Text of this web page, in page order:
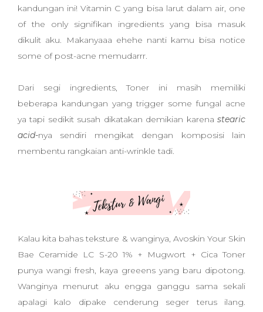
kandungan ini! Vitamin C yang bisa larut dalam air, one
of the only signifikan ingredients yang bisa masuk
dikulit aku. Makanyaaa ehehe nanti kamu bisa notice
some of post-acne memudarrr.
Dari segi ingredients, Toner ini masih memiliki
beberapa kandungan yang trigger some fungal acne
ya tapi sedikit susah dikatakan demikian karena stearic
acid-nya sendiri mengikat dengan komposisi lain
membentu rangkaian anti-wrinkle tadi.
Kalau kita bahas teksture & wanginya, Avoskin Your Skin
Bae Ceramide LC S-20 1% + Mugwort + Cica Toner
punya wangi fresh, kaya greeens yang baru dipotong.
Wanginya menurut aku engga ganggu sama sekali
apalagi kalo dipake cenderung seger terus ilang.